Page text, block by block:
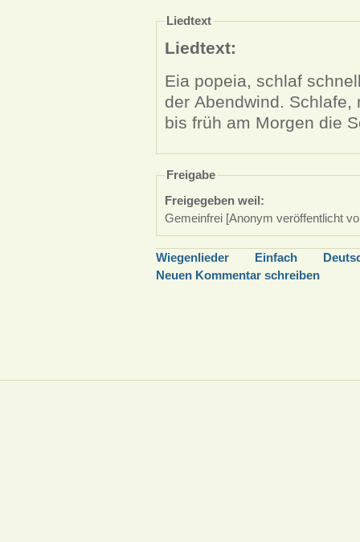
Liedtext
Liedtext:
Eia popeia, schlaf
der Abendwind.
bis früh am Morgen die
Freigabe
Freigegeben weil:
Gemeinfrei [Anonym veröffentlicht
Wiegenlieder Einfach
Neuen Kommentar schreiben